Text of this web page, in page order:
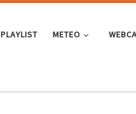
PLAYLIST METEO